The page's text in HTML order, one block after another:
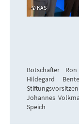
KAS
Botschafter
Hildegard
Johannes
Speich